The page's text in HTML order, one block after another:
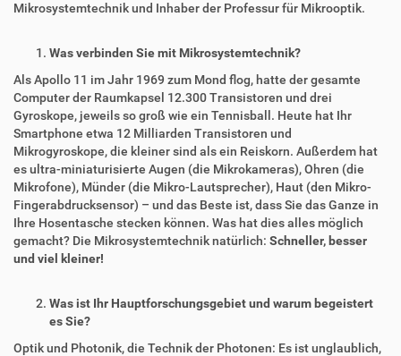
Mikrosystemtechnik und Inhaber der Professur für Mikrooptik.
Was verbinden Sie mit Mikrosystemtechnik?
Als Apollo 11 im Jahr 1969 zum Mond flog, hatte der gesamte
Computer der Raumkapsel 12.300 Transistoren und drei
Gyroskope, jeweils so groß wie ein Tennisball. Heute hat Ihr
Smartphone etwa 12 Milliarden Transistoren und
Mikrogyroskope, die kleiner sind als ein Reiskorn. Außerdem hat
es ultra-miniaturisierte Augen (die Mikrokameras), Ohren (die
Mikrofone), Münder (die Mikro-Lautsprecher), Haut (den Mikro-
Fingerabdrucksensor) – und das Beste ist, dass Sie das Ganze in
Ihre Hosentasche stecken können. Was hat dies alles möglich
gemacht? Die Mikrosystemtechnik natürlich: Schneller, besser
und viel kleiner!
Was ist Ihr Hauptforschungsgebiet und warum begeistert
es Sie?
Optik und Photonik, die Technik der Photonen: Es ist unglaublich,